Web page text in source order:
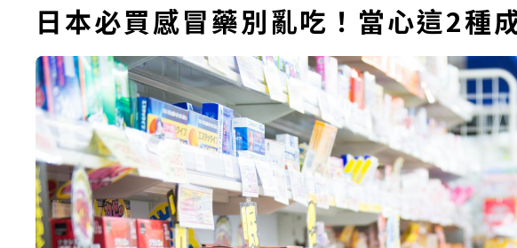
日本必買感冒藥別亂吃！當心這2種